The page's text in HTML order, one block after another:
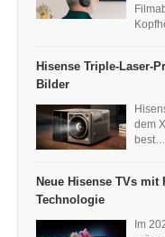
Hisense Triple-Laser-
Bilder
dem
best…
Neue Hisense TVs mit
Technologie
Im